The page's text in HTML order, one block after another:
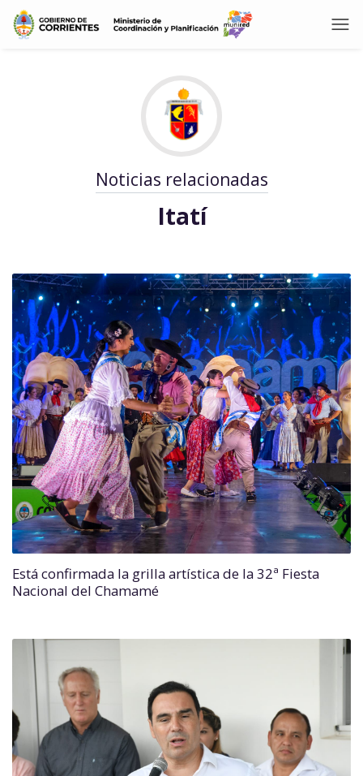
Noticias relacionadas
Itatí
Está confirmada la grilla artística de la 32ª Fiesta
Nacional del Chamamé